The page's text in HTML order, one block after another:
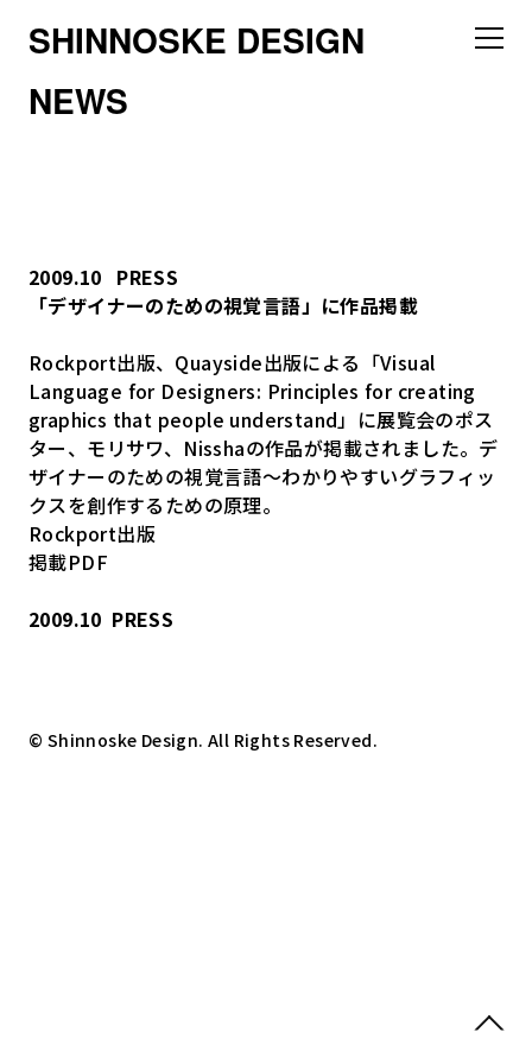
SHINNOSKE DESIGN
NEWS
2009.10 PRESS
「デザイナーのための視覚言語」に作品掲載
Rockport出版、Quayside出版による「Visual
Language for Designers: Principles for creating
graphics that people understand」に展覧会のポス
ター、モリサワ、Nisshaの作品が掲載されました。デ
ザイナーのための視覚言語～わかりやすいグラフィッ
クスを創作するための原理。
Rockport出版
掲載PDF
2009.10 PRESS
© Shinnoske Design. All Rights Reserved.